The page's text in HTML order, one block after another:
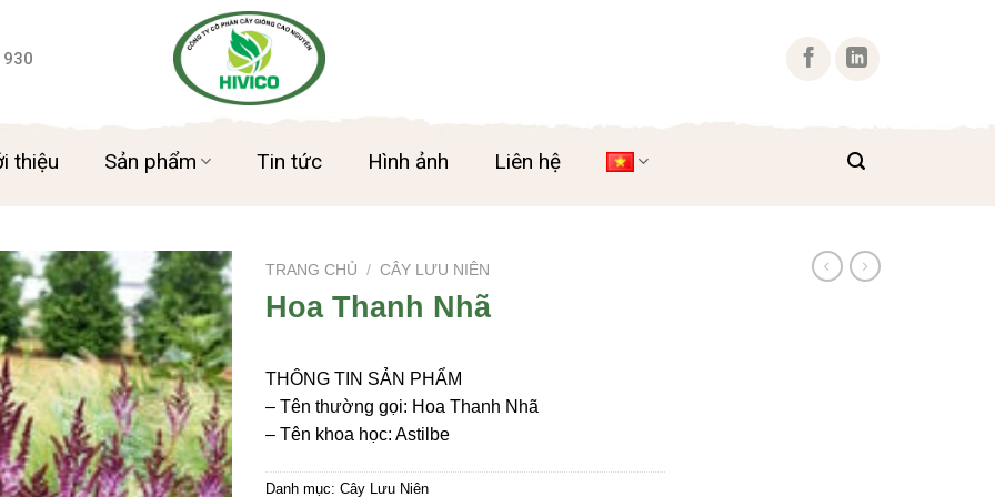
thiệu Sản phẩm Tin tức Hình ảnh Liên hệ
TRANG CHỦ / CÂY LƯU NIÊN
Hoa Thanh Nhã
THÔNG TIN SẢN PHẨM
– Tên thường gọi: Hoa Thanh Nhã
– Tên khoa học: Astilbe
Danh mục: Cây Lưu Niên